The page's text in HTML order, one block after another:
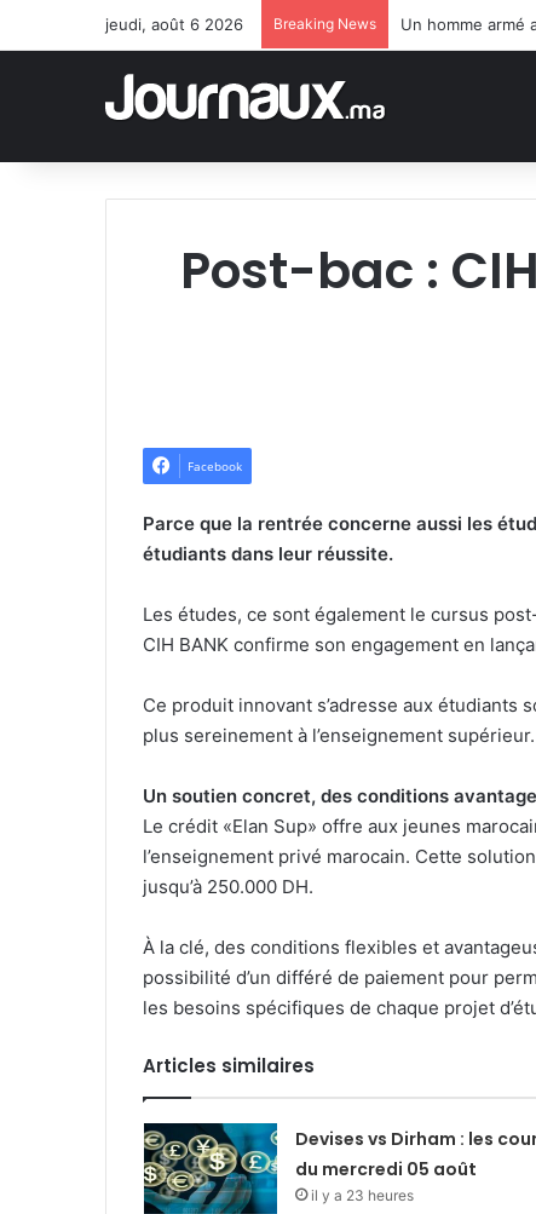
jeudi, août 6 2026 Breaking News Un homme armé
Post-bac :
Facebook
Parce que la rentrée concerne aussi les
étudiants dans leur réussite.
Les études, ce sont également le cursus
CIH BANK confirme son engagement en
Ce produit innovant s’adresse aux étudiants
plus sereinement à l’enseignement supérieur.
Un soutien concret, des conditions
Le crédit «Elan Sup» offre aux jeunes
l’enseignement privé marocain. Cette
jusqu’à 250.000 DH.
À la clé, des conditions flexibles et
possibilité d’un différé de paiement pour
les besoins spécifiques de chaque projet
Articles similaires
Devises vs Dirham : les
du mercredi 05 août
il y a 23 heures